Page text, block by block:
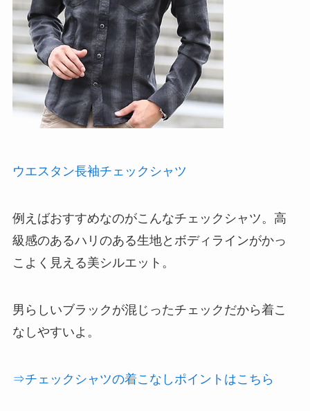
ウエスタン長袖チェックシャツ
例えばおすすめなのがこんなチェックシャツ。高
級感のあるハリのある生地とボディラインがかっ
こよく見える美シルエット。
男らしいブラックが混じったチェックだから着こ
なしやすいよ。
⇒チェックシャツの着こなしポイントはこちら